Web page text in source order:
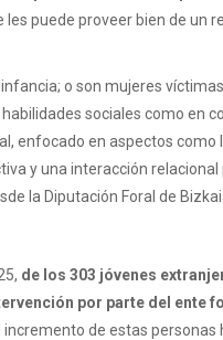
puede proveer bien de
o son mujeres
sociales como en
enfocado en aspectos
y una interacción relacional
la Diputación Foral de
de los 303 jóvenes
por parte del ente
de estas